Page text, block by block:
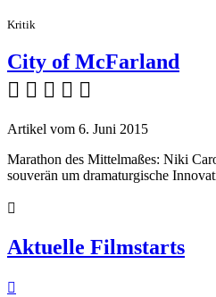
Kritik
City of McFarland
    
Artikel vom 6. Juni 2015
Marathon des Mittelmaßes: Niki
souverän um dramaturgische

Aktuelle Filmstarts
